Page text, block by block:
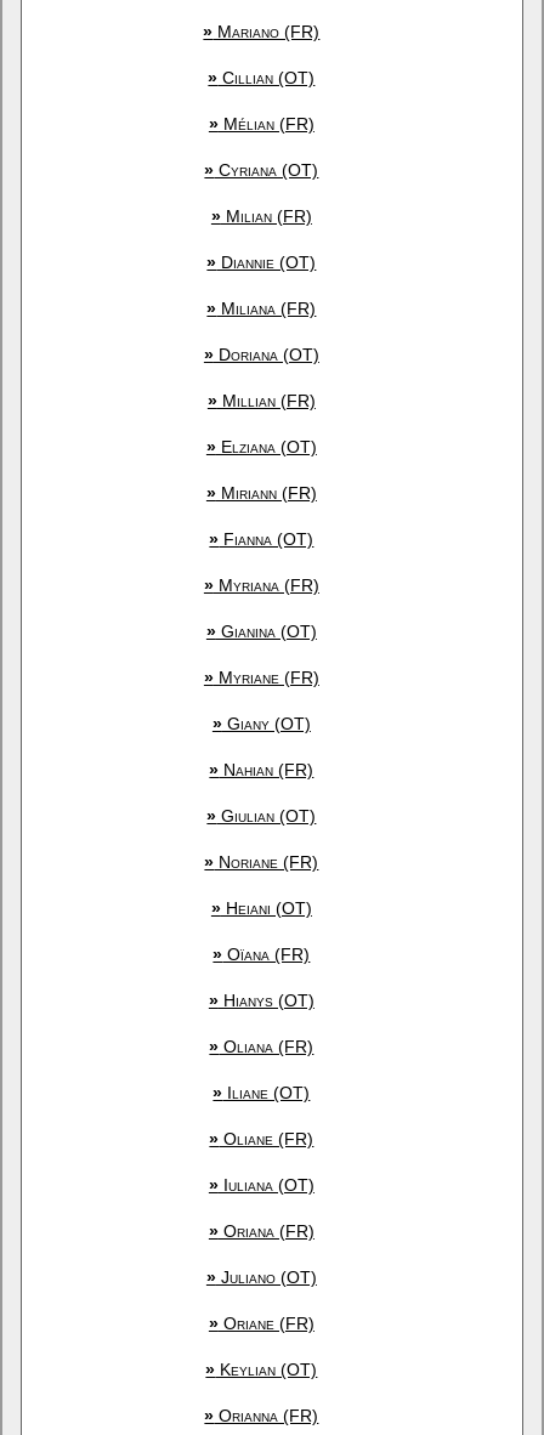
» Mariano (FR)
» Cillian (OT)
»Mélian (FR)
» Cyriana (OT)
»Milian (FR)
» Diannie (OT)
» Miliana (FR)
»Doriana (OT)
»Millian (FR)
»Elziana (OT)
»Miriann (FR)
» Fianna (OT)
»Myriana (FR)
»Gianina (OT)
»Myriane (FR)
»Giany (OT)
» Nahian (FR)
» Giulian (OT)
» Noriane (FR)
»Heiani (OT)
» Oïana (FR)
»Hianys (OT)
» Oliana (FR)
» Iliane (OT)
» Oliane (FR)
»Iuliana (OT)
»Oriana (FR)
»Juliano (OT)
»Oriane (FR)
» Keylian (OT)
» Orianna (FR)